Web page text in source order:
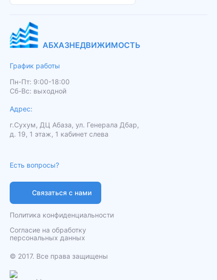
АБХАЗНЕДВИЖИМОСТЬ
График работы
Пн-Пт: 9:00-18:00
Сб-Вс: выходной
Адрес:
г.Сухум, ДЦ Абаза, ул. Генерала Дбар,
д. 19, 1 этаж, 1 кабинет слева
Политика конфиденциальности
Согласие на обработку
персональных данных
️© 2017. Все права защищены
Есть вопросы?
Связаться с нами